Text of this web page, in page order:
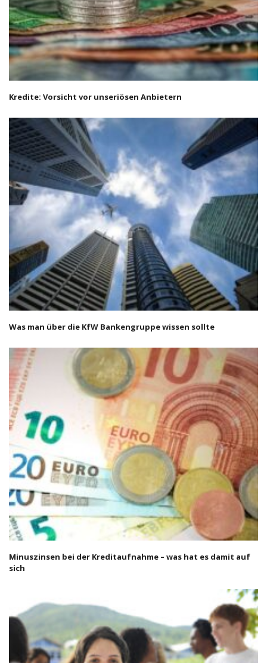
Kredite: Vorsicht vor unseriösen Anbietern
Was man über die KfW Bankengruppe wissen sollte
Minuszinsen bei der Kreditaufnahme – was hat es damit auf
sich